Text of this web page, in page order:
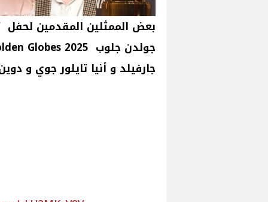
بعض الممثلين المقدمين لحفل
جارفيلد و أنيا تايلور جوي و